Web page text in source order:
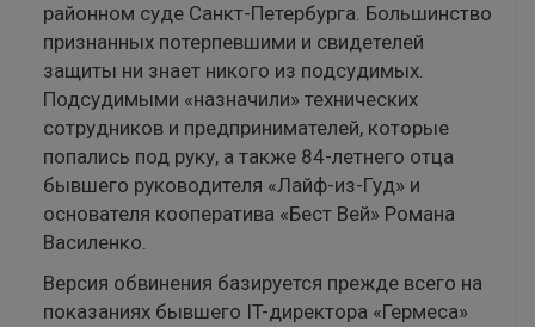
районном суде Санкт-Петербурга. Большинство
признанных потерпевшими и свидетелей
защиты ни знает никого из подсудимых.
Подсудимыми «назначили» технических
сотрудников и предпринимателей, которые
попались под руку, а также 84-летнего отца
бывшего руководителя «Лайф-из-Гуд» и
основателя кооператива «Бест Вей» Романа
Василенко.
Версия обвинения базируется прежде всего на
показаниях бывшего IT-директора «Гермеса»